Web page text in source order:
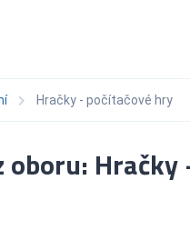
Hračky - počítačové hry
oboru: Hračky